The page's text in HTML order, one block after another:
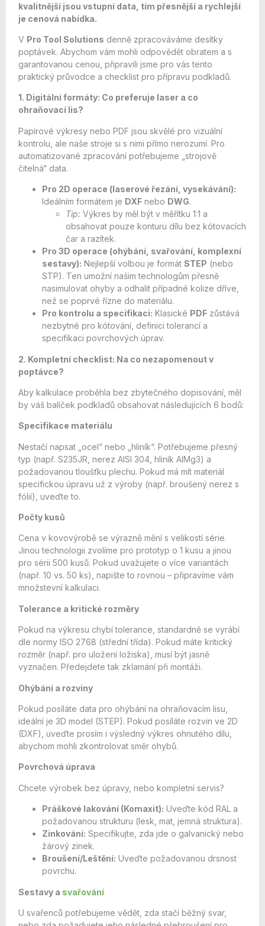
kvalitnější jsou vstupní data, tím přesnější a rychlejší
je cenová nabídka.
V Pro Tool Solutions denně zpracováváme desítky
poptávek. Abychom vám mohli odpovědět obratem a s
garantovanou cenou, připravili jsme pro vás tento
praktický průvodce a checklist pro přípravu podkladů.
1. Digitální formáty: Co preferuje laser a co
ohraňovací lis?
Papírové výkresy nebo PDF jsou skvělé pro vizuální
kontrolu, ale naše stroje si s nimi přímo nerozumí. Pro
automatizované zpracování potřebujeme „strojově
čitelná“ data.
Pro 2D operace (laserové řezání, vysekávání):
Ideálním formátem je DXF nebo DWG.
Tip: Výkres by měl být v měřítku 1:1 a
obsahovat pouze konturu dílu bez kótovacích
čar a razítek.
Pro 3D operace (ohýbání, svařování, komplexní
sestavy): Nejlepší volbou je formát STEP (nebo
STP). Ten umožní našim technologům přesně
nasimulovat ohyby a odhalit případné kolize dříve,
než se poprvé řízne do materiálu.
Pro kontrolu a specifikaci: Klasické PDF zůstává
nezbytné pro kótování, definici tolerancí a
specifikaci povrchových úprav.
2. Kompletní checklist: Na co nezapomenout v
poptávce?
Aby kalkulace proběhla bez zbytečného dopisování, měl
by váš balíček podkladů obsahovat následujících 6 bodů:
Specifikace materiálu
Nestačí napsat „ocel“ nebo „hliník“. Potřebujeme přesný
typ (např. S235JR, nerez AISI 304, hliník AlMg3) a
požadovanou tloušťku plechu. Pokud má mít materiál
specifickou úpravu už z výroby (např. broušený nerez s
fólií), uveďte to.
Počty kusů
Cena v kovovýrobě se výrazně mění s velikostí série.
Jinou technologii zvolíme pro prototyp o 1 kusu a jinou
pro sérii 500 kusů. Pokud uvažujete o více variantách
(např. 10 vs. 50 ks), napište to rovnou – připravíme vám
množstevní kalkulaci.
Tolerance a kritické rozměry
Pokud na výkresu chybí tolerance, standardně se vyrábí
dle normy ISO 2768 (střední třída). Pokud máte kritický
rozměr (např. pro uložení ložiska), musí být jasně
vyznačen. Předejdete tak zklamání při montáži.
Ohýbání a rozviny
Pokud posíláte data pro ohýbání na ohraňovacím lisu,
ideální je 3D model (STEP). Pokud posíláte rozvin ve 2D
(DXF), uveďte prosím i výsledný výkres ohnutého dílu,
abychom mohli zkontrolovat směr ohybů.
Povrchová úprava
Chcete výrobek bez úpravy, nebo kompletní servis?
Práškové lakování (Komaxit): Uveďte kód RAL a
požadovanou strukturu (lesk, mat, jemná struktura).
Zinkování: Specifikujte, zda jde o galvanický nebo
žárový zinek.
Broušení/Leštění: Uveďte požadovanou drsnost
povrchu.
Sestavy a svařování
U svařenců potřebujeme vědět, zda stačí běžný svar,